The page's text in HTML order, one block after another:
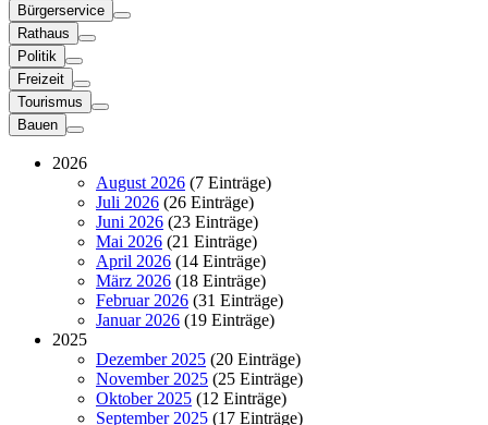
Bürgerservice
Rathaus
Politik
Freizeit
Tourismus
Bauen
2026
August 2026 (7 Einträge)
Juli 2026 (26 Einträge)
Juni 2026 (23 Einträge)
Mai 2026 (21 Einträge)
April 2026 (14 Einträge)
März 2026 (18 Einträge)
Februar 2026 (31 Einträge)
Januar 2026 (19 Einträge)
2025
Dezember 2025 (20 Einträge)
November 2025 (25 Einträge)
Oktober 2025 (12 Einträge)
September 2025 (17 Einträge)